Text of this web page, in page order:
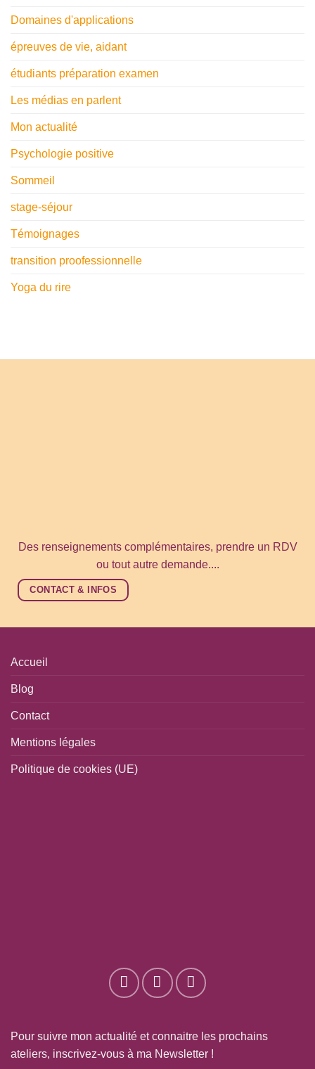
Domaines d'applications
épreuves de vie, aidant
étudiants préparation examen
Les médias en parlent
Mon actualité
Psychologie positive
Sommeil
stage-séjour
Témoignages
transition proofessionnelle
Yoga du rire
Des renseignements complémentaires, prendre un RDV
ou tout autre demande....
CONTACT & INFOS
Accueil
Blog
Contact
Mentions légales
Politique de cookies (UE)
Pour suivre mon actualité et connaitre les prochains
ateliers, inscrivez-vous à ma Newsletter !